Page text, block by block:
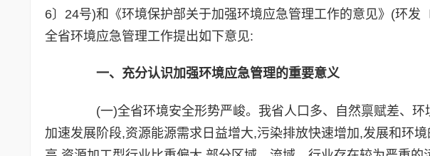
6〕24号)和《环境保护部关于加强环境应急管理工作的意见》(环发
全省环境应急管理工作提出如下意见:
一、充分认识加强环境应急管理的重要意义
(一)全省环境安全形势严峻。我省人口多、自然禀赋差、环
加速发展阶段,资源能源需求日益增大,污染排放快速增加,发展和环